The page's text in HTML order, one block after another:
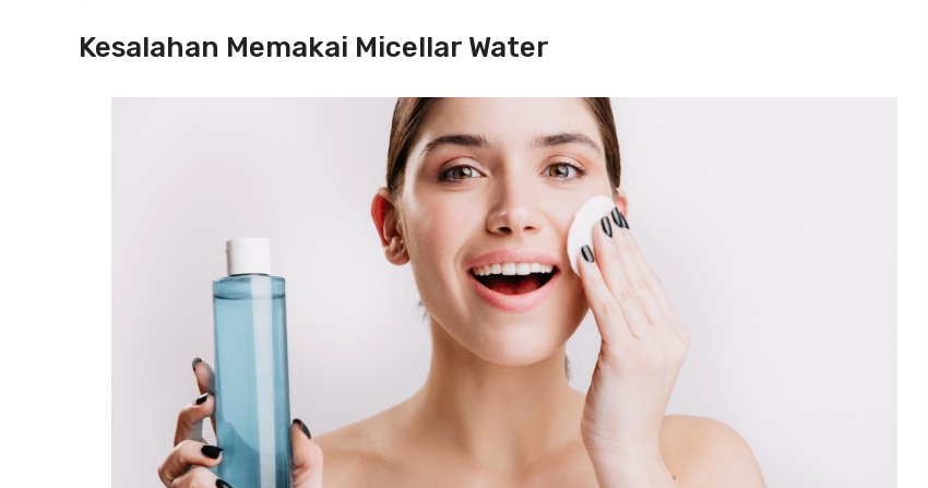
Kesalahan Memakai Micellar Water